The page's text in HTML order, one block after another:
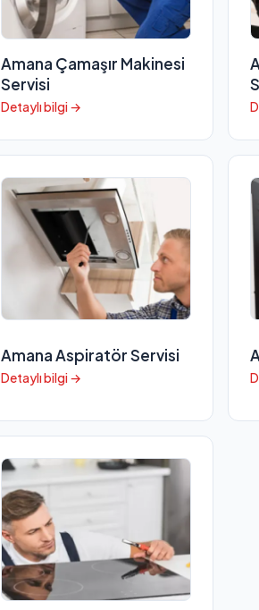
Amana Çamaşır Makinesi
Servisi
Detaylı bilgi →
Amana Aspiratör Servisi
Detaylı bilgi →